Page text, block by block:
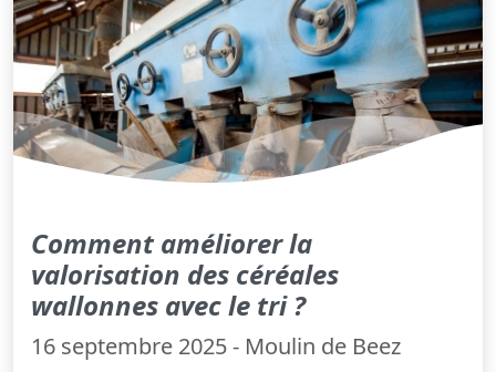
Comment améliorer la
valorisation des céréales
wallonnes avec le tri ?
16 septembre 2025 - Moulin de Beez